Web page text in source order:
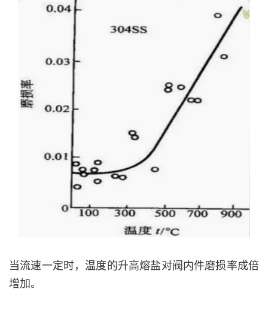
当流速一定时，温度的升高熔盐对阀内件磨损率成倍
增加。